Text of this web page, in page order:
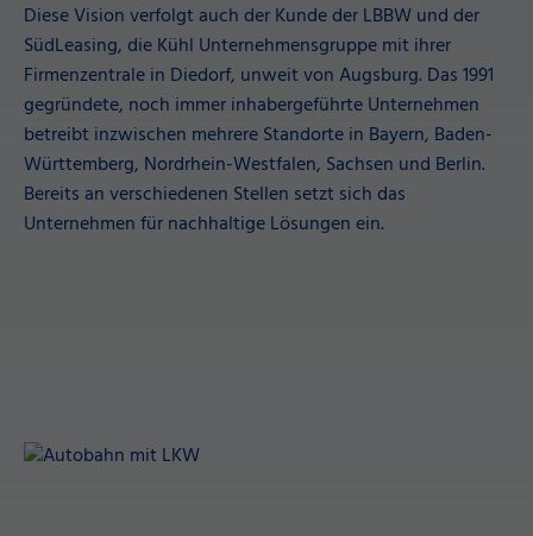
Diese Vision verfolgt auch der Kunde der LBBW und der
SüdLeasing, die Kühl Unternehmensgruppe mit ihrer
Firmenzentrale in Diedorf, unweit von Augsburg. Das 1991
gegründete, noch immer inhabergeführte Unternehmen
betreibt inzwischen mehrere Standorte in Bayern, Baden-
Württemberg, Nordrhein-Westfalen, Sachsen und Berlin.
Bereits an verschiedenen Stellen setzt sich das
Unternehmen für nachhaltige Lösungen ein.